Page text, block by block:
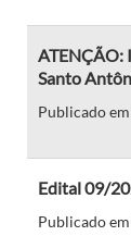
ATENÇÃO:
Santo
Publicado
Edital 09/
Publicado